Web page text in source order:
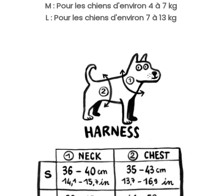
M : Pour les chiens d'environ 4 à 7 kg
L : Pour les chiens d'environ 7 à 13 kg